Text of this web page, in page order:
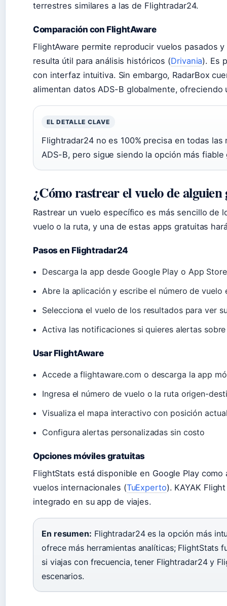
terrestres similares a las de Flightradar24.
Comparación con FlightAware
FlightAware permite reproducir vuelos pasados
resulta útil para análisis históricos (Drivania). Es
con interfaz intuitiva. Sin embargo, RadarBox
alimentan datos ADS-B globalmente, ofreciendo
EL DETALLE CLAVE
Flightradar24 no es 100% precisa en todas
ADS-B, pero sigue siendo la opción más fiable
¿Cómo rastrear el vuelo de alguien
Rastrear un vuelo específico es más sencillo de
vuelo o la ruta, y una de estas apps gratuitas
Pasos en Flightradar24
Descarga la app desde Google Play o App Store
Abre la aplicación y escribe el número de vuelo
Selecciona el vuelo de los resultados para ver
Activa las notificaciones si quieres alertas
Usar FlightAware
Accede a flightaware.com o descarga la app
Ingresa el número de vuelo o la ruta origen-
Visualiza el mapa interactivo con posición
Configura alertas personalizadas sin costo
Opciones móviles gratuitas
FlightStats está disponible en Google Play
vuelos internacionales (TuExperto). KAYAK
integrado en su app de viajes.
En resumen: Flightradar24 es la opción más
ofrece más herramientas analíticas; FlightStats
si viajas con frecuencia, tener Flightradar24 y
escenarios.